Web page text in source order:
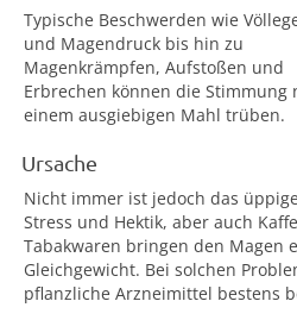
Typische Beschwerden wie
und Magendruck bis hin zu
Magenkrämpfen, Aufstoßen und
Erbrechen können die Stimmung
einem ausgiebigen Mahl trüben.
Ursache
Nicht immer ist jedoch das
Stress und Hektik, aber auch
Tabakwaren bringen den Magen
Gleichgewicht. Bei solchen
pflanzliche Arzneimittel bestens